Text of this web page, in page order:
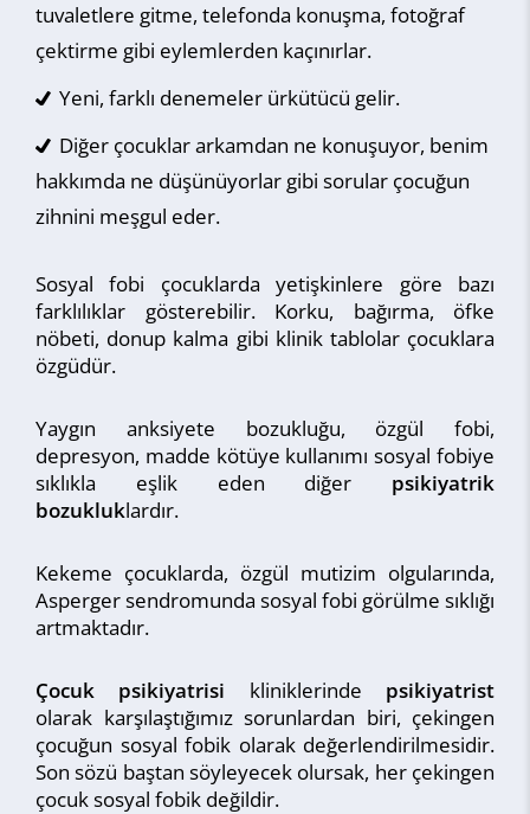
tuvaletlere gitme, telefonda konuşma, fotoğraf
çektirme gibi eylemlerden kaçınırlar.
Yeni, farklı denemeler ürkütücü gelir.
Diğer çocuklar arkamdan ne konuşuyor, benim
hakkımda ne düşünüyorlar gibi sorular çocuğun
zihnini meşgul eder.
Sosyal fobi çocuklarda yetişkinlere göre bazı
farklılıklar gösterebilir. Korku, bağırma, öfke
nöbeti, donup kalma gibi klinik tablolar çocuklara
özgüdür.
Yaygın anksiyete bozukluğu, özgül fobi,
depresyon, madde kötüye kullanımı sosyal fobiye
sıklıkla eşlik eden diğer psikiyatrik
bozukluklardır.
Kekeme çocuklarda, özgül mutizim olgularında,
Asperger sendromunda sosyal fobi görülme sıklığı
artmaktadır.
Çocuk psikiyatrisi kliniklerinde psikiyatrist
olarak karşılaştığımız sorunlardan biri, çekingen
çocuğun sosyal fobik olarak değerlendirilmesidir.
Son sözü baştan söyleyecek olursak, her çekingen
çocuk sosyal fobik değildir.